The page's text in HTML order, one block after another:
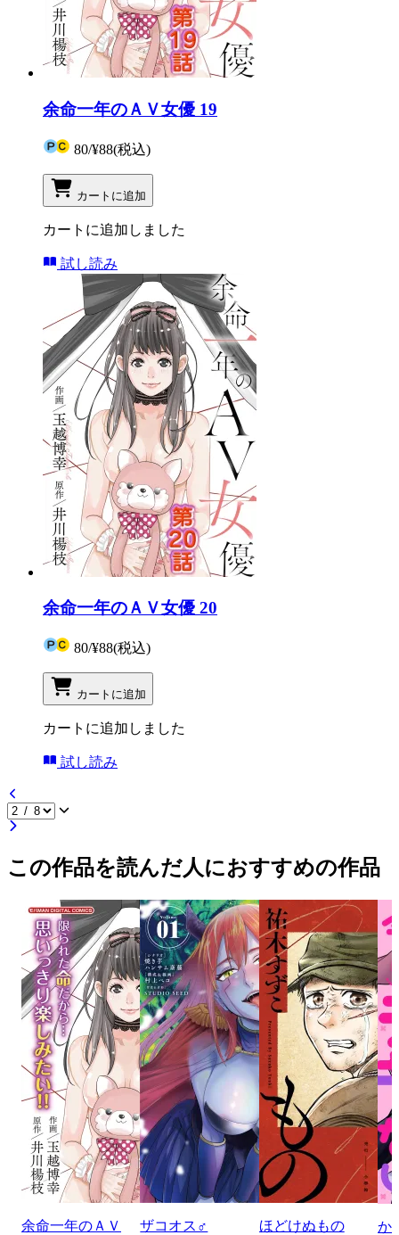
余命一年のＡＶ女優 19
80/¥88(税込)
カートに追加
カートに追加しました
試し読み
余命一年のＡＶ女優 20
80/¥88(税込)
カートに追加
カートに追加しました
試し読み
この作品を読んだ人におすすめの作品
余命一年のＡＶ
ザコオス♂ ほどけぬもの
か